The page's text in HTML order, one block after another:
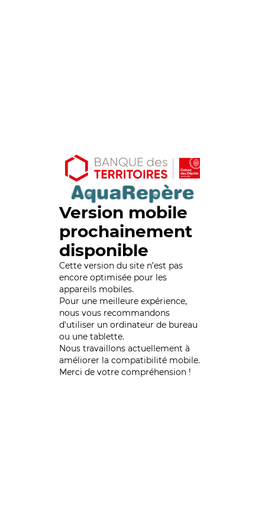
Version mobile
prochainement
disponible
Cette version du site n’est pas
encore optimisée pour les
appareils mobiles.
Pour une meilleure expérience,
nous vous recommandons
d'utiliser un ordinateur de bureau
ou une tablette.
Nous travaillons actuellement à
améliorer la compatibilité mobile.
Merci de votre compréhension !